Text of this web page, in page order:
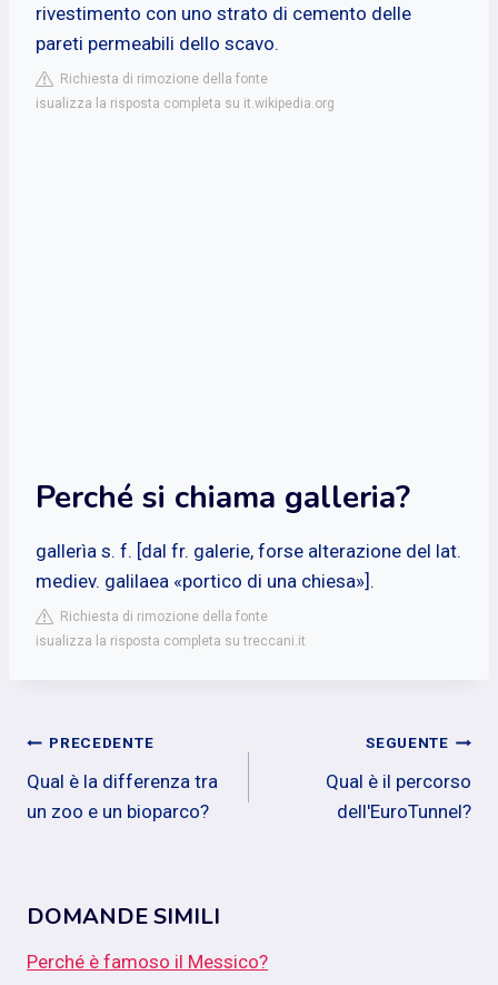
rivestimento con uno strato di cemento delle
pareti permeabili dello scavo.
Richiesta di rimozione della fonte
isualizza la risposta completa su it.wikipedia.org
Perché si chiama galleria?
gallerìa s. f. [dal fr. galerie, forse alterazione del lat.
mediev. galilaea «portico di una chiesa»].
Richiesta di rimozione della fonte
isualizza la risposta completa su treccani.it
Navigazione
articoli
PRECEDENTE
Qual è la differenza tra
un zoo e un bioparco?
SEGUENTE
Qual è il percorso
dell'EuroTunnel?
DOMANDE SIMILI
Perché è famoso il Messico?